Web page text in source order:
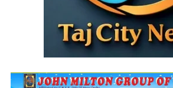
Taj City News